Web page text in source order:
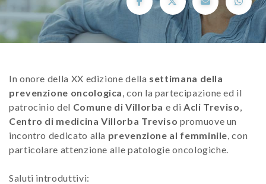
In onore della XX edizione della settimana della
prevenzione oncologica, con la partecipazione ed il
patrocinio del Comune di Villorba e di Acli Treviso,
Centro di medicina Villorba Treviso promuove un
incontro dedicato alla prevenzione al femminile, con
particolare attenzione alle patologie oncologiche.
Saluti introduttivi: